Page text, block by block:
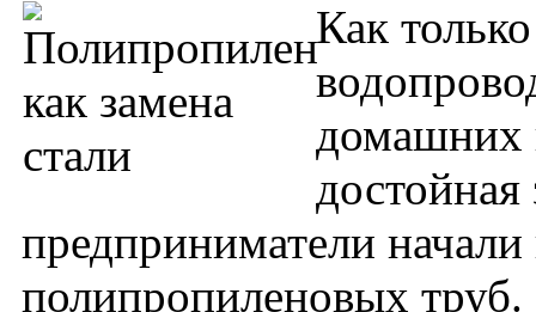
Как
домашних
предприниматели начали
полипропиленовых